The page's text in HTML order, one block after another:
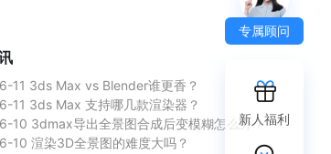
11 3ds Max vs Blender谁更香？
11 3ds Max 支持哪几款渲染器？
10 3dmax导出全景图合成后变模糊怎么办？
10 渲染3D全景图的难度大吗？
专属顾问
新人福利